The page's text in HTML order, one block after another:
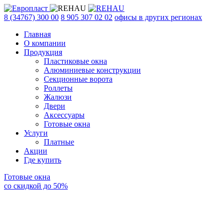
8 (34767) 300 00 8 905 307 02 02 офисы в других регионах
Главная
О компании
Продукция
Пластиковые окна
Алюминиевые конструкции
Секционные ворота
Роллеты
Жалюзи
Двери
Аксессуары
Готовые окна
Услуги
Платные
Акции
Где купить
Готовые окна
со скидкой до 50%